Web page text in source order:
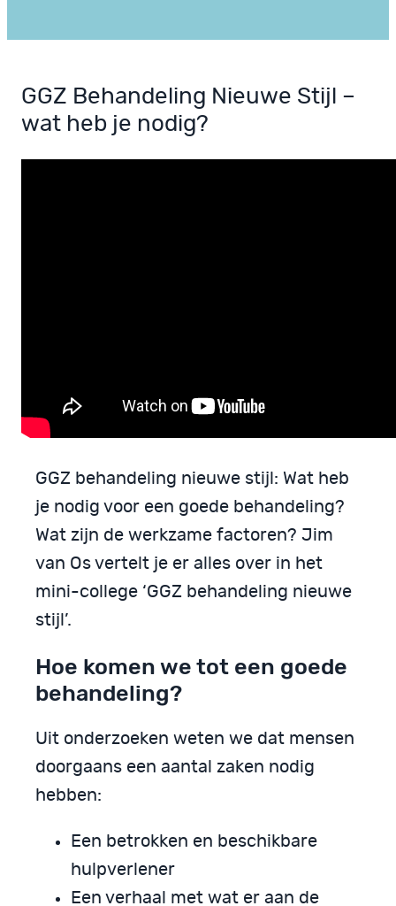
GGZ Behandeling Nieuwe Stijl –
wat heb je nodig?
GGZ behandeling nieuwe stijl: Wat heb
je nodig voor een goede behandeling?
Wat zijn de werkzame factoren? Jim
van Os vertelt je er alles over in het
mini-college ‘GGZ behandeling nieuwe
stijl’.
Hoe komen we tot een goede
behandeling?
Uit onderzoeken weten we dat mensen
doorgaans een aantal zaken nodig
hebben:
Een betrokken en beschikbare
hulpverlener
Een verhaal met wat er aan de